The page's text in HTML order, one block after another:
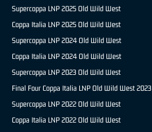
Supercoppa LNP 2025 Old Wild West
Coppa Italia LNP 2025 Old Wild West
Supercoppa LNP 2024 Old Wild West
Coppa Italia LNP 2024 Old Wild West
Supercoppa LNP 2023 Old Wild West
Final Four Coppa Italia LNP Old Wild West 2023
Supercoppa LNP 2022 Old Wild West
Coppa Italia LNP 2022 Old Wild West